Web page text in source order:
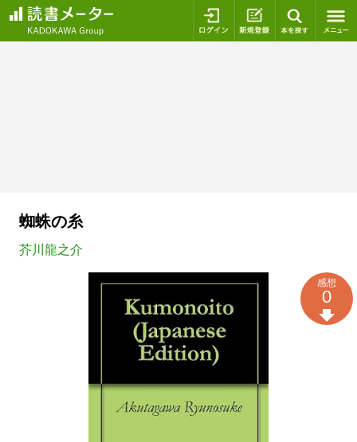
ログイン 新規登録
蜘蛛の糸
芥川龍之介
感想
0